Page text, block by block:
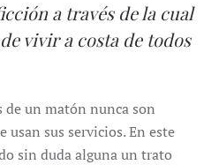
a través de la cual
vivir a costa de todos
de un matón nunca son
usan sus servicios. En este
sin duda alguna un trato